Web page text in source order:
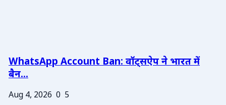
WhatsApp Account Ban: वॉट्सऐप ने भारत में
बैन...
Aug 4, 2026 0 5